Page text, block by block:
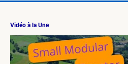
Vidéo à la Une